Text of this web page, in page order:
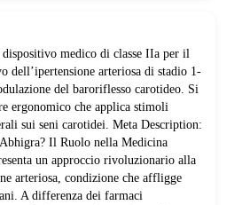
medico di classe IIa per il
dell’ipertensione arteriosa di stadio 1-
del baroriflesso carotideo. Si
ergonomico che applica stimoli
sui seni carotidei. Meta Description:
Il Ruolo nella Medicina
un approccio rivoluzionario alla
arteriosa, condizione che affligge
A differenza dei farmaci